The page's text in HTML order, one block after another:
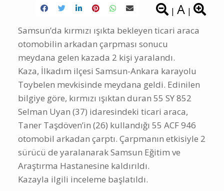
| A |
Samsun’da kırmızı ışıkta bekleyen ticari araca
otomobilin arkadan çarpması sonucu
meydana gelen kazada 2 kişi yaralandı.
Kaza, İlkadım ilçesi Samsun-Ankara karayolu
Toybelen mevkisinde meydana geldi. Edinilen
bilgiye göre, kırmızı ışıktan duran 55 SY 852
Selman Uyan (37) idaresindeki ticari araca,
Taner Taşdöven’in (26) kullandığı 55 ACF 946
otomobil arkadan çarptı. Çarpmanın etkisiyle 2
sürücü de yaralanarak Samsun Eğitim ve
Araştırma Hastanesine kaldırıldı.
Kazayla ilgili inceleme başlatıldı.